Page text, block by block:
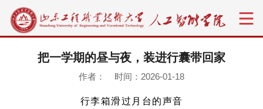
把一学期的昼与夜，装进行囊带回家
作者： 时间：2026-01-18
行李箱滑过月台的声音